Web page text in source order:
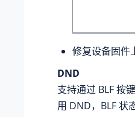
修复设备固件
DND
支持通过 BLF 按
用 DND，BLF 状